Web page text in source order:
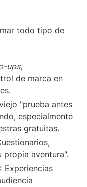
todo tipo de
ups,
de marca en
"prueba antes
especialmente
gratuitas.
propia aventura".
Experiencias